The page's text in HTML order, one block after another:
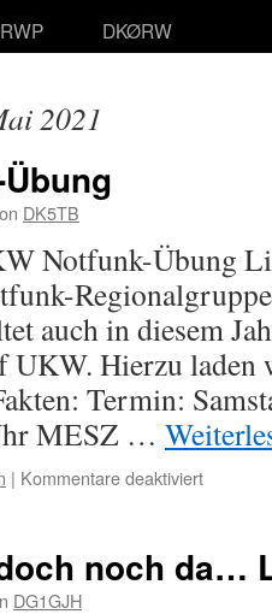
DKØRW
2021
DK5TB
Notfunk-Übung
auch in diesem
Hierzu laden
Termin:
MESZ …
| Kommentare deaktiviertfür
noch da…
DG1GJH